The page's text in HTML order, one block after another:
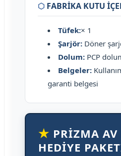
⬡ FABRİKA KUTU
Tüfek:× 1
Şarjör: Döner
Dolum: PCP
Belgeler:
garanti belgesi
★ PRİZMA AV
HEDİYE